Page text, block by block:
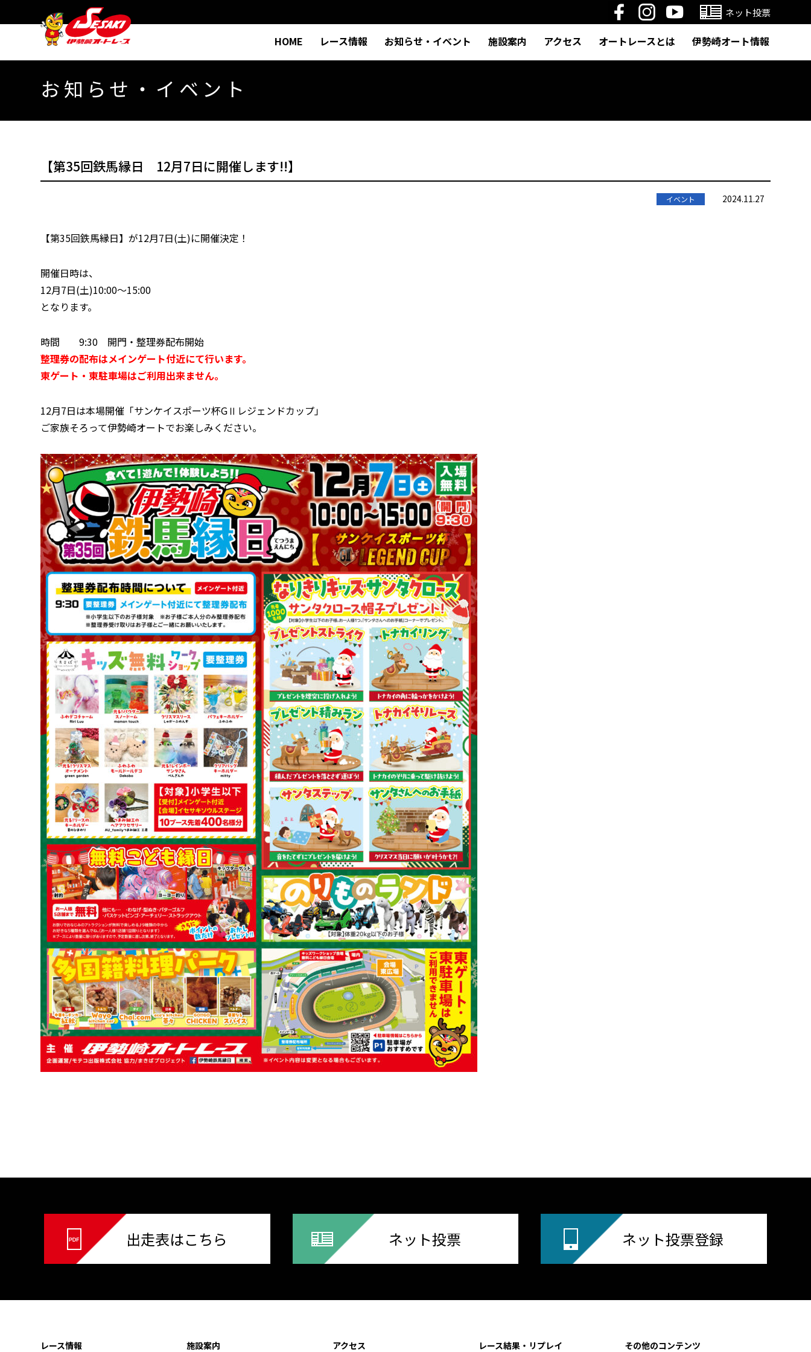
ネット投票
HOME レース情報 お知らせ・イベント 施設案内 アクセス オートレースとは 伊勢崎オート情報
お知らせ・イベント
【第35回鉄馬縁日 12月7日に開催します!!】
イベント 2024.11.27
【第35回鉄馬縁日】が12月7日(土)に開催決定！
開催日時は、
12月7日(土)10:00〜15:00
となります。
時間 9:30 開門・整理券配布開始
整理券の配布はメインゲート付近にて行います。
東ゲート・東駐車場はご利用出来ません。
12月7日は本場開催「サンケイスポーツ杯GⅡレジェンドカップ」
ご家族そろって伊勢崎オートでお楽しみください。
出走表はこちら ネット投票 ネット投票登録
レース情報 施設案内 アクセス レース結果・リプレイ その他のコンテンツ